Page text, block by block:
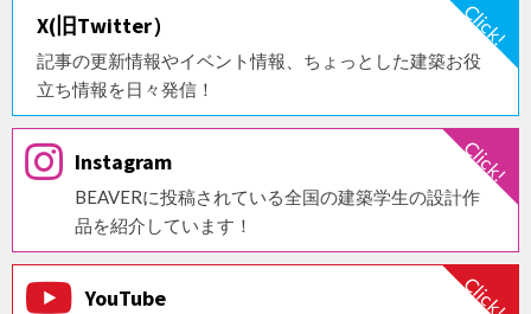
X(旧Twitter）
記事の更新情報やイベント情報、ちょっとした建築お役
立ち情報を日々発信！
Instagram
BEAVERに投稿されている全国の建築学生の設計作
品を紹介しています！
YouTube